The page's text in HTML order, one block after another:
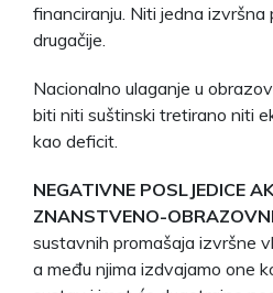
financiranju. Niti jedna
drugačije.
Nacionalno ulaganje u
biti niti suštinski tretirano niti
kao deficit.
NEGATIVNE POSLJEDICE
ZNANSTVENO-
sustavnih promašaja izvršne
a među njima izdvajamo one